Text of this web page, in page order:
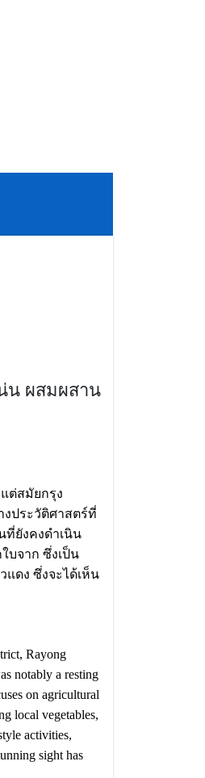
น ผสมผสาน
ต่สมัยกรุง
ประวัติศาสตร์ที่
ที่ยังคงดำเนิน
บจาก ซึ่งเป็น
ดง ซึ่งจะได้เห็น
Rayong
notably a resting
on agricultural
local vegetables,
activities,
sight has